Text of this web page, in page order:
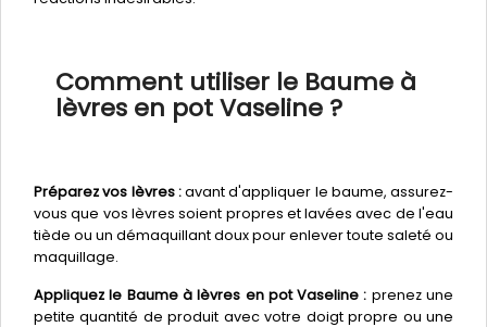
Comment utiliser le Baume à
lèvres en pot Vaseline ?
Préparez vos lèvres :avant d'appliquer le baume, assurez-
vous que vos lèvres soient propres et lavées avec de l'eau
tiède ou un démaquillant doux pour enlever toute saleté ou
maquillage.
Appliquez le Baume à lèvres en pot Vaseline : prenez une
petite quantité de produit avec votre doigt propre ou une